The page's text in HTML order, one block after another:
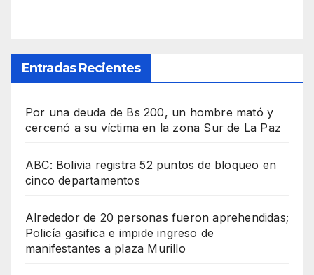
Entradas Recientes
Por una deuda de Bs 200, un hombre mató y
cercenó a su víctima en la zona Sur de La Paz
ABC: Bolivia registra 52 puntos de bloqueo en
cinco departamentos
Alrededor de 20 personas fueron aprehendidas;
Policía gasifica e impide ingreso de
manifestantes a plaza Murillo